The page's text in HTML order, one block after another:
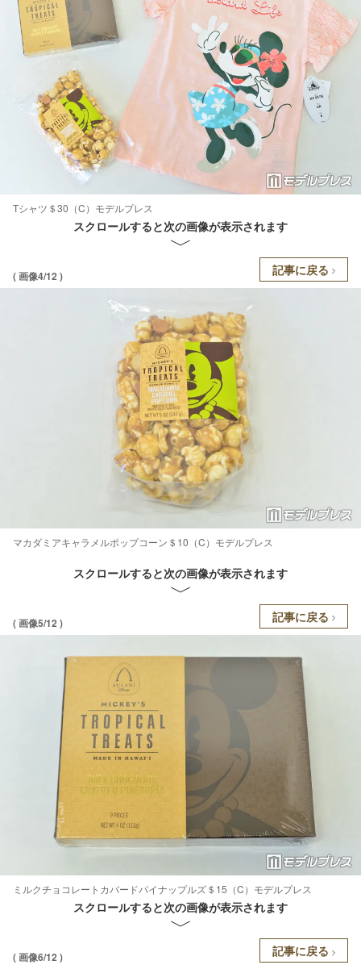
Tシャツ＄30（C）モデルプレス
スクロールすると次の画像が表示されます
( 画像4/12 ) 記事に戻る
マカダミアキャラメルポップコーン＄10（C）モデルプレス
スクロールすると次の画像が表示されます
( 画像5/12 ) 記事に戻る
ミルクチョコレートカバードパイナップルズ＄15（C）モデルプレス
スクロールすると次の画像が表示されます
( 画像6/12 ) 記事に戻る